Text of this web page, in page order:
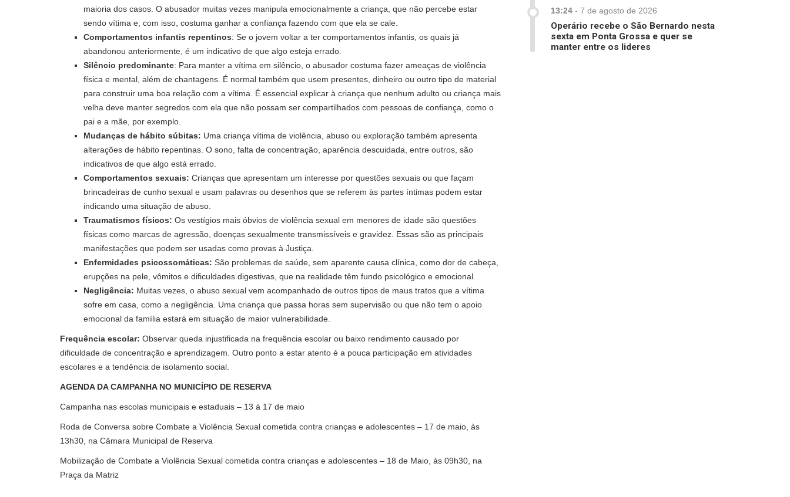
maioria dos casos. O abusador muitas vezes manipula emocionalmente a criança, que não percebe estar
sendo vítima e, com isso, costuma ganhar a confiança fazendo com que ela se cale.
Comportamentos infantis repentinos: Se o jovem voltar a ter comportamentos infantis, os quais já
abandonou anteriormente, é um indicativo de que algo esteja errado.
Silêncio predominante: Para manter a vítima em silêncio, o abusador costuma fazer ameaças de violência
física e mental, além de chantagens. É normal também que usem presentes, dinheiro ou outro tipo de material
para construir uma boa relação com a vítima. É essencial explicar à criança que nenhum adulto ou criança mais
velha deve manter segredos com ela que não possam ser compartilhados com pessoas de confiança, como o
pai e a mãe, por exemplo.
Mudanças de hábito súbitas: Uma criança vítima de violência, abuso ou exploração também apresenta
alterações de hábito repentinas. O sono, falta de concentração, aparência descuidada, entre outros, são
indicativos de que algo está errado.
Comportamentos sexuais: Crianças que apresentam um interesse por questões sexuais ou que façam
brincadeiras de cunho sexual e usam palavras ou desenhos que se referem às partes íntimas podem estar
indicando uma situação de abuso.
Traumatismos físicos: Os vestígios mais óbvios de violência sexual em menores de idade são questões
físicas como marcas de agressão, doenças sexualmente transmissíveis e gravidez. Essas são as principais
manifestações que podem ser usadas como provas à Justiça.
Enfermidades psicossomáticas: São problemas de saúde, sem aparente causa clínica, como dor de cabeça,
erupções na pele, vômitos e dificuldades digestivas, que na realidade têm fundo psicológico e emocional.
Negligência: Muitas vezes, o abuso sexual vem acompanhado de outros tipos de maus tratos que a vítima
sofre em casa, como a negligência. Uma criança que passa horas sem supervisão ou que não tem o apoio
emocional da família estará em situação de maior vulnerabilidade.
Frequência escolar: Observar queda injustificada na frequência escolar ou baixo rendimento causado por
dificuldade de concentração e aprendizagem. Outro ponto a estar atento é a pouca participação em atividades
escolares e a tendência de isolamento social.
AGENDA DA CAMPANHA NO MUNICÍPIO DE RESERVA
Campanha nas escolas municipais e estaduais – 13 à 17 de maio
Roda de Conversa sobre Combate a Violência Sexual cometida contra crianças e adolescentes – 17 de maio, às
13h30, na Câmara Municipal de Reserva
Mobilização de Combate a Violência Sexual cometida contra crianças e adolescentes – 18 de Maio, às 09h30, na
Praça da Matriz
13:24 - 7 de agosto de 2026
Operário recebe o São Bernardo nesta
sexta em Ponta Grossa e quer se
manter entre os lideres